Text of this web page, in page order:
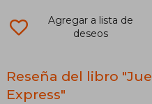
Agregar a lista de
deseos
Reseña del libro
Express"